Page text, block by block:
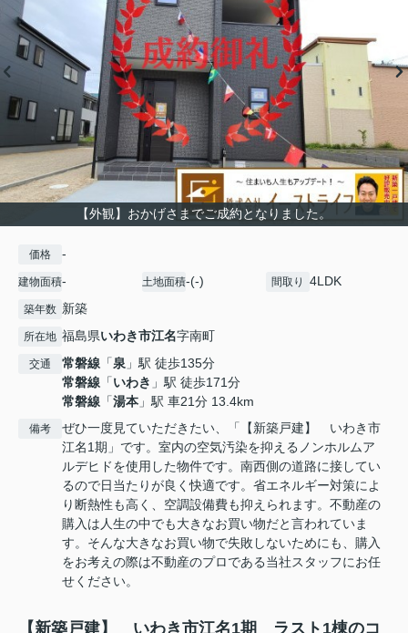
【外観】おかげさまでご成約となりました。
価格 -
建物面積- 土地面積-(-) 間取り 4LDK
築年数 新築
所在地 福島県いわき市江名字南町
交通 常磐線 「泉 」駅 徒歩135分
常磐線 「いわき 」駅 徒歩171分
常磐線 「湯本 」駅 車21分 13.4km
備考
ぜひ一度見ていただきたい、「【新築戸建】 いわき市
江名1期」です。室内の空気汚染を抑えるノンホルムア
ルデヒドを使用した物件です。南西側の道路に接してい
るので日当たりが良く快適です。省エネルギー対策によ
り断熱性も高く、空調設備費も抑えられます。不動産の
購入は人生の中でも大きなお買い物だと言われていま
す。そんな大きなお買い物で失敗しないためにも、購入
をお考えの際は不動産のプロである当社スタッフにお任
せください。
【新築戸建】 いわき市江名1期 ラスト1棟のコ